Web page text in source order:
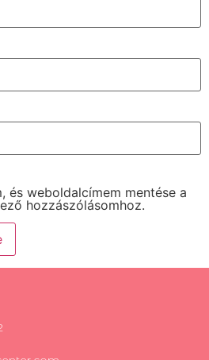
és weboldalcímem mentése a
hozzászólásomhoz.